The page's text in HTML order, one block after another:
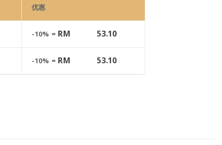
优惠
-10% = RM 53.10
-10% = RM 53.10